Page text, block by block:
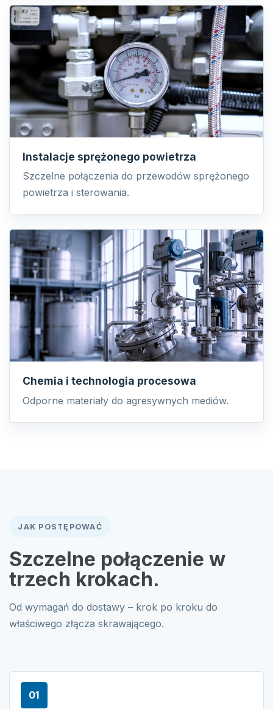
Instalacje sprężonego powietrza
Szczelne połączenia do przewodów sprężonego
powietrza i sterowania.
Chemia i technologia procesowa
Odporne materiały do agresywnych mediów.
JAK POSTĘPOWAĆ
Szczelne połączenie w
trzech krokach.
Od wymagań do dostawy – krok po kroku do
właściwego złącza skrawającego.
01